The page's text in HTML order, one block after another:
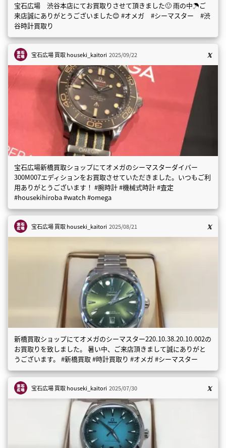
宝石広場 渋谷本店にてお買取りさせて頂きました🙂 雨の中☂️ご
来店誠にありがとうございました😊 #オメガ #シーマスター #渋
谷時計買取り
宝石広場 買取houseki_kaitori 2025/09/22
宝石広場新橋買取ショップにてオメガのシーマスターダイバー
300M007エディションをお買取させていただきました。いつもご利
用ありがとうございます！ #腕時計 #機械式時計 #査定
#housekihiroba #watch #omega
宝石広場 買取houseki_kaitori 2025/08/21
新橋買取ショップにてオメガのシーマスター220.10.38.20.10.002の
お買取りを致しました。 暑い中、ご来店頂きまして誠にありがと
うございます。 #新橋買取 #時計買取り #オメガ #シーマスター
宝石広場 買取houseki_kaitori 2025/07/30